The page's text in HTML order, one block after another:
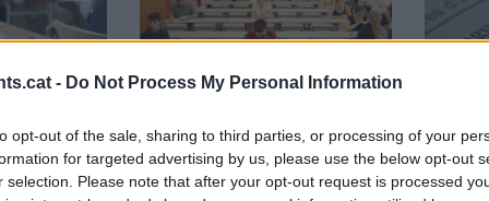
- Do Not Process My Personal Information
opt-out of the sale, sharing to third parties, or processing of your
for targeted advertising by us, please use the below opt-out
selection. Please note that after your opt-out request is processed
per una
sobre un
Aprovaries l'examen de
castellà de la Sele 2026?
Posa't a prova amb el test